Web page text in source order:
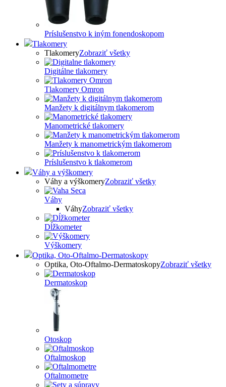
Príslušenstvo k iným fonendoskopom
Tlakomery
TlakomeryZobraziť všetky
Digitálne tlakomery
Tlakomery Omron
Manžety k digitálnym tlakomerom
Manometrické tlakomery
Manžety k manometrickým tlakomerom
Príslušenstvo k tlakomerom
Váhy a výškomery
Váhy a výškomeryZobraziť všetky
Váhy
VáhyZobraziť všetky
Dĺžkometer
Výškomery
Optika, Oto-Oftalmo-Dermatoskopy
Optika, Oto-Oftalmo-DermatoskopyZobraziť všetky
Dermatoskop
Otoskop
Oftalmoskop
Oftalmometre